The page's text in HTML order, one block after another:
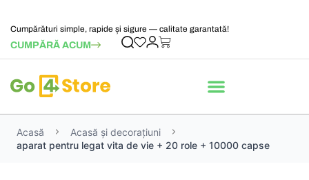
Cumpărături simple, rapide și sigure — calitate garantată!
CUMPĂRĂ ACUM
Acasă
Acasă și decorațiuni
aparat pentru legat vita de vie + 20 role + 10000 capse